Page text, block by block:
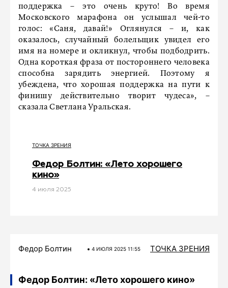
поддержка – это очень круто! Во время
Московского марафона он услышал чей-то
голос: «Саня, давай!» Оглянулся – и, как
оказалось, случайный болельщик увидел его
имя на номере и окликнул, чтобы подбодрить.
Одна короткая фраза от постороннего человека
способна зарядить энергией. Поэтому я
убеждена, что хорошая поддержка на пути к
финишу действительно творит чудеса», –
сказала Светлана Уральская.
ТОЧКА ЗРЕНИЯ
Федор Болтин: «Лето хорошего
кино»
4 июля 2025
Федор Болтин 4 ИЮЛЯ 2025 11:55 ТОЧКА ЗРЕНИЯ
Федор Болтин: «Лето хорошего кино»